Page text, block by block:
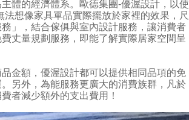
體的經濟體系。歐德集團-優渥設計，以使
想像家具單品實際擺放於家裡的效果，尺
」，結合傢俱與室內設計服務，讓消費者
丈量規劃服務，即能了解實際居家空間呈
金額，優渥設計都可以提供相同品項的免
另外，為能服務更廣大的消費族群，凡於
者減少額外的支出費用！